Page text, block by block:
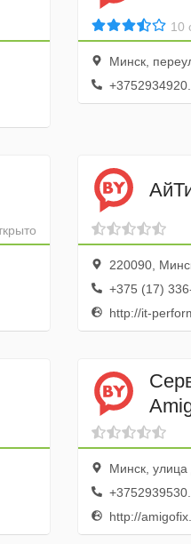
10
Минск,
+3752934920...
220090,
+375 (17)
http://it-
Минск, улица
+3752939530...
http://